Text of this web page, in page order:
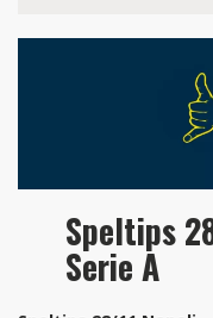
Speltips
Serie A